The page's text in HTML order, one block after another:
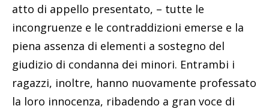
atto di appello presentato, – tutte le
incongruenze e le contraddizioni emerse e la
piena assenza di elementi a sostegno del
giudizio di condanna dei minori. Entrambi i
ragazzi, inoltre, hanno nuovamente professato
la loro innocenza, ribadendo a gran voce di